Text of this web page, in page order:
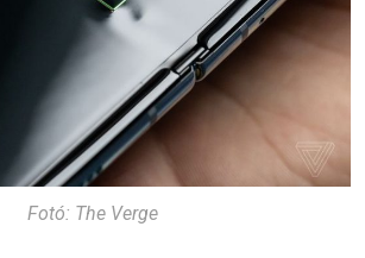
Fotó: The Verge